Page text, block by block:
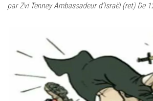
par Zvi Tenney Ambassadeur d’Israël (ret) De